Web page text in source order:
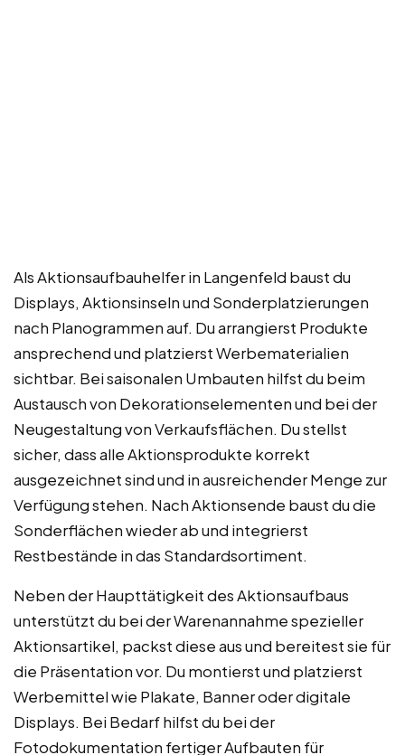
Als Aktionsaufbauhelfer in Langenfeld baust du
Displays, Aktionsinseln und Sonderplatzierungen
nach Planogrammen auf. Du arrangierst Produkte
ansprechend und platzierst Werbematerialien
sichtbar. Bei saisonalen Umbauten hilfst du beim
Austausch von Dekorationselementen und bei der
Neugestaltung von Verkaufsflächen. Du stellst
sicher, dass alle Aktionsprodukte korrekt
ausgezeichnet sind und in ausreichender Menge zur
Verfügung stehen. Nach Aktionsende baust du die
Sonderflächen wieder ab und integrierst
Restbestände in das Standardsortiment.
Neben der Haupttätigkeit des Aktionsaufbaus
unterstützt du bei der Warenannahme spezieller
Aktionsartikel, packst diese aus und bereitest sie für
die Präsentation vor. Du montierst und platzierst
Werbemittel wie Plakate, Banner oder digitale
Displays. Bei Bedarf hilfst du bei der
Fotodokumentation fertiger Aufbauten für